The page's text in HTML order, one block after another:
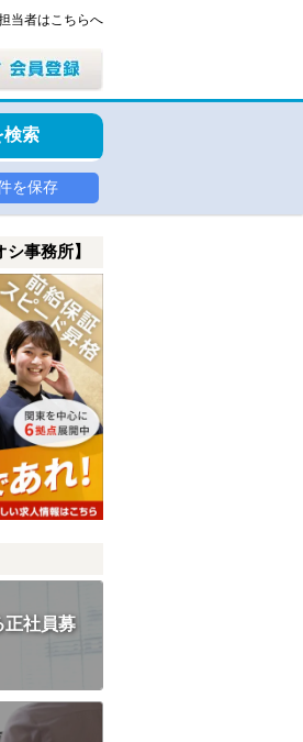
当者はこちらへ
検索
を保存
事務所】
正社員募